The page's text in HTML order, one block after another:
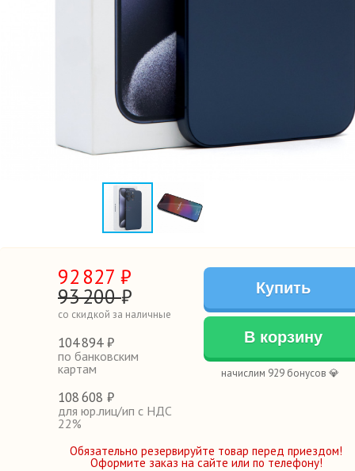
92 827 ₽
93200₽
со скидкой за наличные
104894 ₽
по банковским
картам
108608 ₽
для юр.лиц/ип с НДС
22%
Купить
В корзину
начислим 929 бонусов 💎
Обязательно резервируйте товар перед приездом!
Оформите заказ на сайте или по телефону!